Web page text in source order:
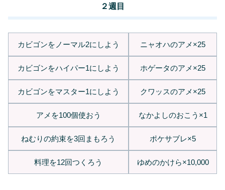
２週目
カビゴンをノーマル2にしよう ニャオハのアメ×25
カビゴンをハイパー1にしよう ホゲータのアメ×25
カビゴンをマスター1にしよう クワッスのアメ×25
アメを100個使おう なかよしのおこう×1
ねむりの約束を3回まもろう ポケサブレ×5
料理を12回つくろう ゆめのかけら×10,000